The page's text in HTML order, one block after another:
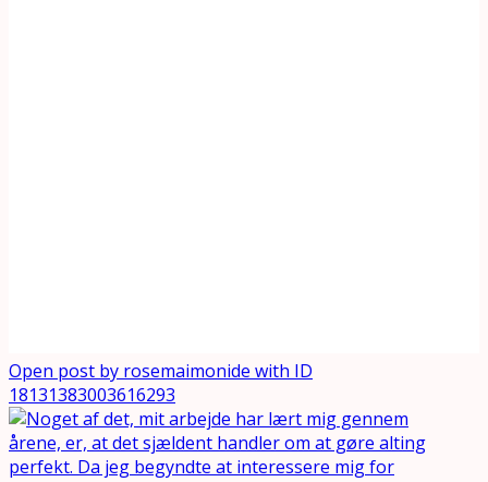
Open post by rosemaimonide with ID
18131383003616293